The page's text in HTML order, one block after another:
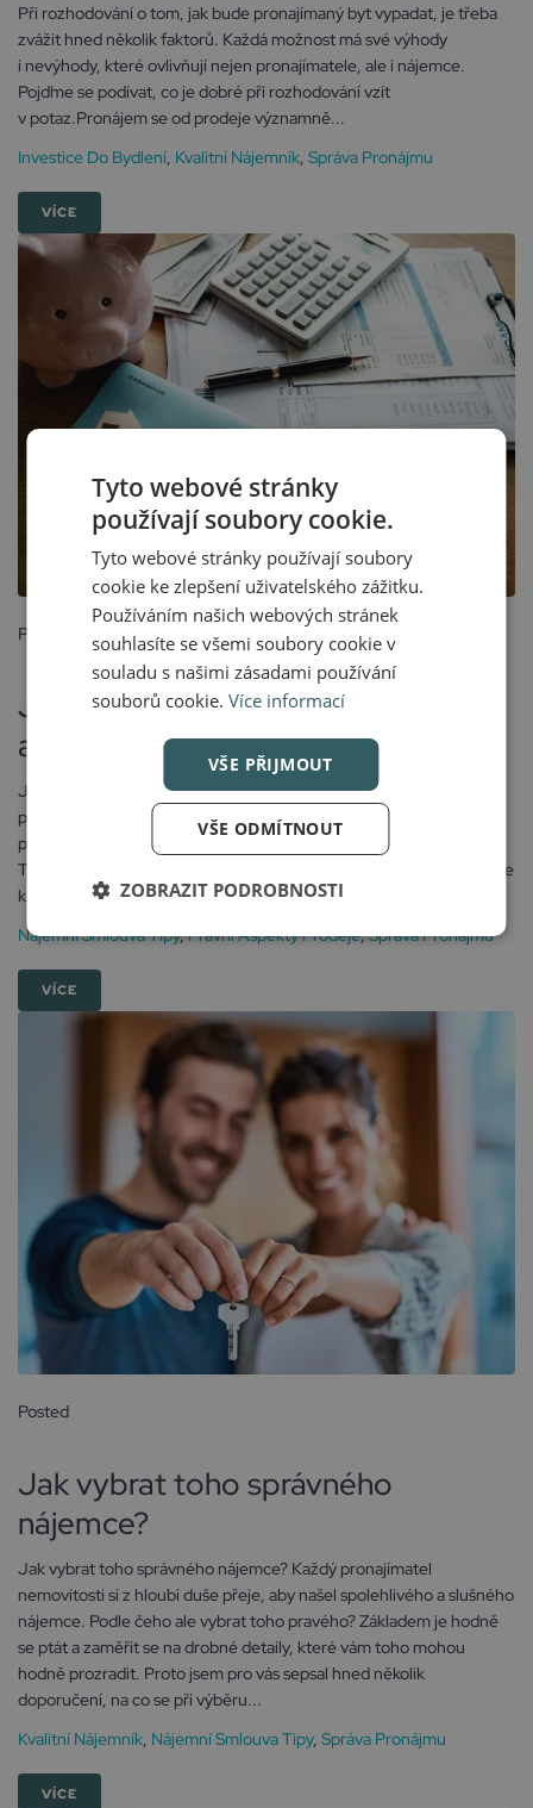
Při rozhodování o tom, jak bude pronajímaný byt vypadat, je třeba
zvážit hned několik faktorů. Každá možnost má své výhody
i nevýhody, které ovlivňují nejen pronajímatele, ale i nájemce.
Pojďme se podívat, co je dobré při rozhodování vzít
v potaz.Pronájem se od prodeje významně...
Investice Do Bydlení, Kvalitní Nájemník, Správa Pronájmu
VÍCE
Posted
3 září, 2024
Jaký je rozdíl mezi pronájmem
a podnájmem?
Jaký je rozdíl mezi pronájmem a podnájmem? Možná jste si
po přečtení nadpisu řekli, že je to přece to stejné. Mnoho lidí tyto 2
pojmy zaměňuje, ve skutečnosti se od sebe ale výrazně liší. Jak?
Tak přesně o tom jsem se rozepsal v následujícím článku.Od majitele
k nájemci O pronájem se jedná, když majitel...
Nájemní Smlouva Tipy,Právní Aspekty Prodeje,Správa Pronájmu
VÍCE
Posted
Jak vybrat toho správného
nájemce?
Jak vybrat toho správného nájemce? Každý pronajímatel
nemovitosti si z hloubi duše přeje, aby našel spolehlivého a slušného
nájemce. Podle čeho ale vybrat toho pravého? Základem je hodně
se ptát a zaměřit se na drobné detaily, které vám toho mohou
hodně prozradit. Proto jsem pro vás sepsal hned několik
doporučení, na co se při výběru...
Kvalitní Nájemník, Nájemní Smlouva Tipy, Správa Pronájmu
VÍCE
Tyto webové stránky
používají soubory cookie.
Tyto webové stránky používají soubory
cookie ke zlepšení uživatelského zážitku.
Používáním našich webových stránek
souhlasíte se všemi soubory cookie v
souladu s našimi zásadami používání
souborů cookie. Více informací
VŠE PŘIJMOUT
VŠE ODMÍTNOUT
ZOBRAZIT PODROBNOSTI